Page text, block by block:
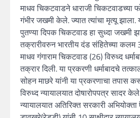
माधव चिकटवाडने धाराजी चिकटवाडच्या
गंभीर जखमी केले. ज्यात त्यांचा मृत्यू झाला.
पुतण्या दिपक चिकटवाड हा सुध्दा जखमी
तक्रारीवरुन भारतीय दंड संहितेच्या
माधव गंगाराम चिकटवाड (26) विरुध्द
तक्रार दिली. या प्रकरणी धर्माबादचे
सोहन माछरे यांनी या प्रकरणाचा तपास
विरुध्द न्यायालयात दोषारोपपत्र सादर
न्यायालयात अतिरिक्त सरकारी